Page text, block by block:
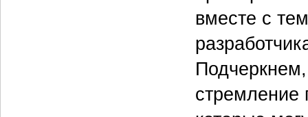
вместе с
стремление